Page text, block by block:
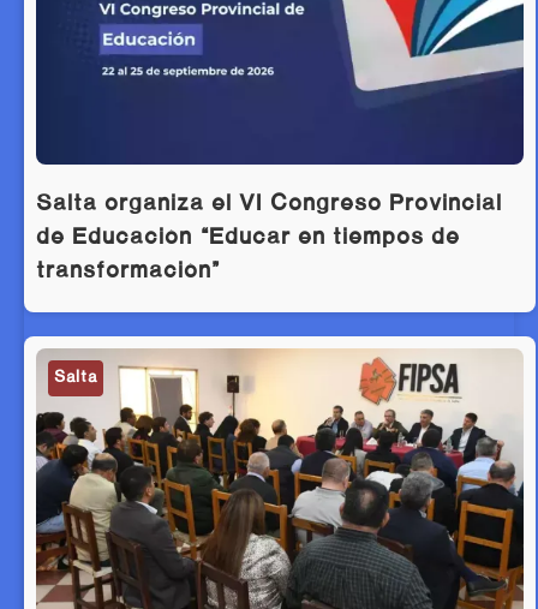
Salta organiza el VI Congreso Provincial
de Educación “Educar en tiempos de
transformación”
Salta